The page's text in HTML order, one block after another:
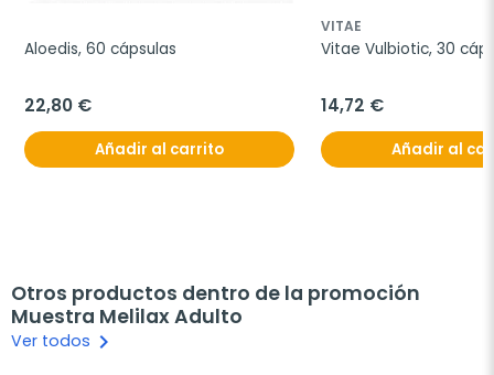
Aloedis, 60 cápsulas
22,80 €
Añadir al carrito
VITAE
Vitae Vulbiotic, 30
14,72 €
Añadir al
Otros productos dentro de la promoción
Muestra Melilax Adulto
Ver todos keyboard_arrow_right